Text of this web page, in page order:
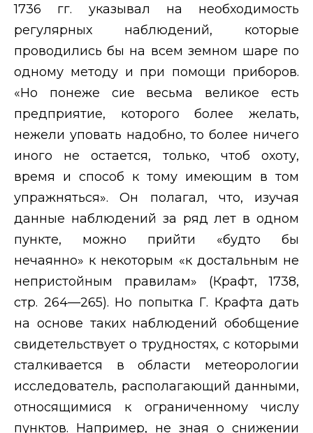
1736 гг. указывал на необходимость
регулярных наблюдений, которые
проводились бы на всем земном шаре по
одному методу и при помощи приборов.
«Но понеже сие весьма великое есть
предприятие, которого более желать,
нежели уповать надобно, то более ничего
иного не остается, только, чтоб охоту,
время и способ к тому имеющим в том
упражняться». Он полагал, что, изучая
данные наблюдений за ряд лет в одном
пункте, можно прийти «будто бы
нечаянно» к некоторым «к достальным не
непристойным правилам» (Крафт, 1738,
стр. 264—265). Но попытка Г. Крафта дать
на основе таких наблюдений обобщение
свидетельствует о трудностях, с которыми
сталкивается в области метеорологии
исследователь, располагающий данными,
относящимися к ограниченному числу
пунктов. Например, не зная о снижении